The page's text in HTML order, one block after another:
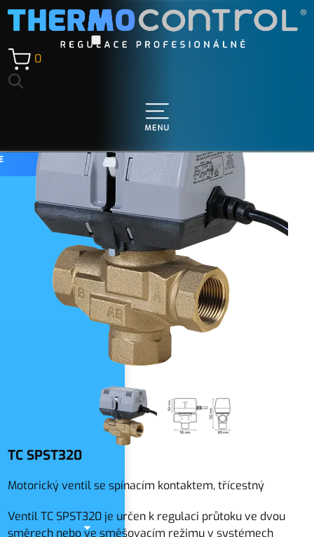
0
TC SPST320
Motorický ventil se spínacím kontaktem, třícestný
Ventil TC SPST320 je určen k regulaci průtoku ve dvou
směrech nebo ve směšovacím režimu v systémech